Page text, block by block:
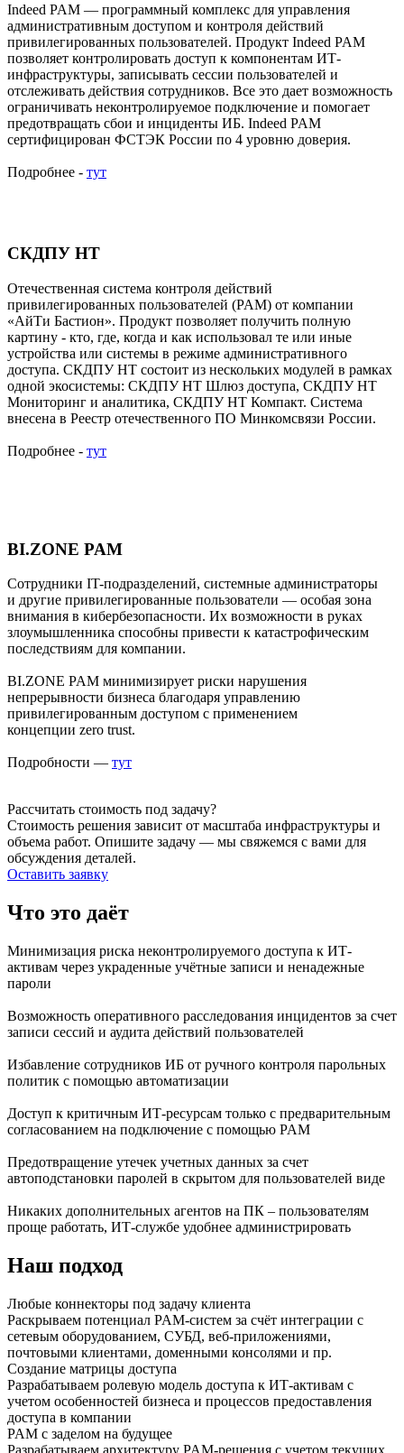
Indeed PAM — программный комплекс для управления
административным доступом и контроля действий
привилегированных пользователей. Продукт Indeed PAM
позволяет контролировать доступ к компонентам ИТ-
инфраструктуры, записывать сессии пользователей и
отслеживать действия сотрудников. Все это дает возможность
ограничивать неконтролируемое подключение и помогает
предотвращать сбои и инциденты ИБ. Indeed PAM
сертифицирован ФСТЭК России по 4 уровню доверия.
Подробнее - тут
СКДПУ НТ
Отечественная система контроля действий
привилегированных пользователей (PAM) от компании
«АйТи Бастион». Продукт позволяет получить полную
картину - кто, где, когда и как использовал те или иные
устройства или системы в режиме административного
доступа. СКДПУ НТ состоит из нескольких модулей в рамках
одной экосистемы: СКДПУ НТ Шлюз доступа, СКДПУ НТ
Мониторинг и аналитика, СКДПУ НТ Компакт. Система
внесена в Реестр отечественного ПО Минкомсвязи России.
Подробнее - тут
BI.ZONE PAM
Сотрудники IT-подразделений, системные администраторы
и другие привилегированные пользователи — особая зона
внимания в кибербезопасности. Их возможности в руках
злоумышленника способны привести к катастрофическим
последствиям для компании.
BI.ZONE PAM минимизирует риски нарушения
непрерывности бизнеса благодаря управлению
привилегированным доступом с применением
концепции zero trust.
Подробности — тут
Рассчитать стоимость под задачу?
Стоимость решения зависит от масштаба инфраструктуры и
объема работ. Опишите задачу — мы свяжемся с вами для
обсуждения деталей.
Оставить заявку
Что это даёт
Минимизация риска неконтролируемого доступа к ИТ-
активам через украденные учётные записи и ненадежные
пароли
Возможность оперативного расследования инцидентов за счет
записи сессий и аудита действий пользователей
Избавление сотрудников ИБ от ручного контроля парольных
политик с помощью автоматизации
Доступ к критичным ИТ-ресурсам только с предварительным
согласованием на подключение с помощью PAM
Предотвращение утечек учетных данных за счет
автоподстановки паролей в скрытом для пользователей виде
Никаких дополнительных агентов на ПК – пользователям
проще работать, ИТ-службе удобнее администрировать
Наш подход
Любые коннекторы под задачу клиента
Раскрываем потенциал PAM-систем за счёт интеграции с
сетевым оборудованием, СУБД, веб-приложениями,
почтовыми клиентами, доменными консолями и пр.
Создание матрицы доступа
Разрабатываем ролевую модель доступа к ИТ-активам с
учетом особенностей бизнеса и процессов предоставления
доступа в компании
PAM с заделом на будущее
Разрабатываем архитектуру PAM-решения с учетом текущих